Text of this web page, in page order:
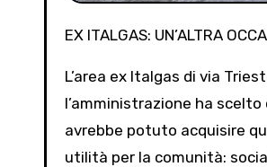
EX ITALGAS: UN’ALTRA
L’area ex Italgas di via
l’amministrazione ha
avrebbe potuto acquisire
utilità per la comunità: